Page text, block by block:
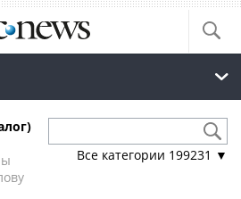
Все категории 199231 ▼